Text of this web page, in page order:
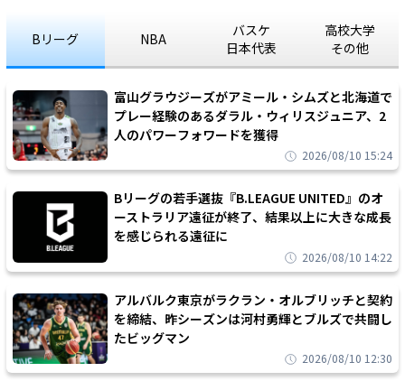
Bリーグ NBA
バスケ
日本代表
高校大学
その他
富山グラウジーズがアミール・シムズと北海道で
プレー経験のあるダラル・ウィリスジュニア、2
人のパワーフォワードを獲得
2026/08/10 15:24
Bリーグの若手選抜『B.LEAGUE UNITED』のオ
ーストラリア遠征が終了、結果以上に大きな成長
を感じられる遠征に
2026/08/10 14:22
アルバルク東京がラクラン・オルブリッチと契約
を締結、昨シーズンは河村勇輝とブルズで共闘し
たビッグマン
2026/08/10 12:30